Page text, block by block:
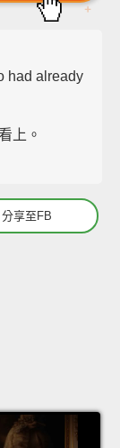
had already
上。
分享至FB